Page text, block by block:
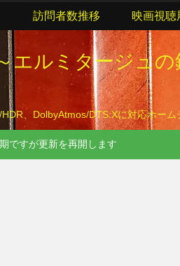
エルミタージュの
、DolbyAtmos/DTS:Xに対応ホーム
訪問者数推移 映画視聴
ですが更新を再開します